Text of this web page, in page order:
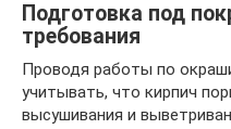
Подготовка под
требования
Проводя работы по
учитывать, что кирпич
высушивания и